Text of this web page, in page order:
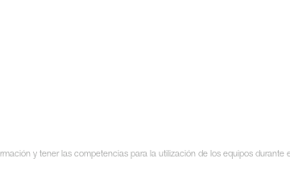
y tener las competencias para la utilización de los equipos